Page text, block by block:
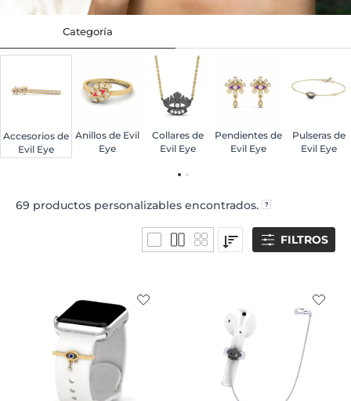
Categoría
Accesorios de
Evil Eye
Anillos de Evil
Eye
Collares de
Evil Eye
Pendientes de
Evil Eye
Pulseras de
Evil Eye
69 productos personalizables encontrados.
FILTROS